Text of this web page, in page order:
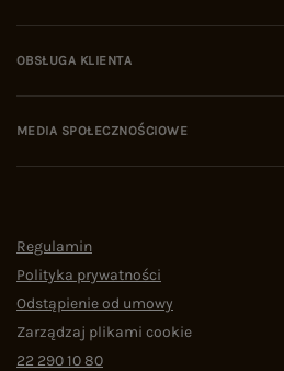
OBSŁUGA KLIENTA
MEDIA SPOŁECZNOŚCIOWE
Regulamin
Polityka prywatności
Odstąpienie od umowy
Zarządzaj plikami cookie
22 290 10 80